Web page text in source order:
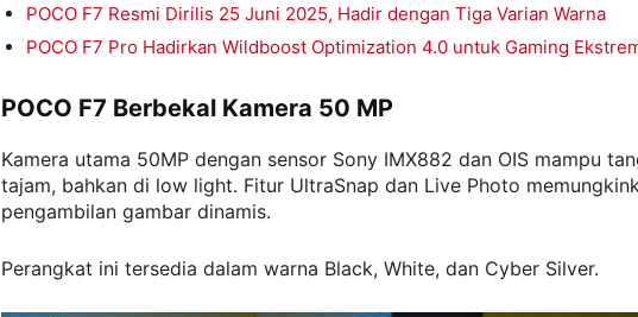
POCO F7 Resmi Dirilis 25 Juni 2025, Hadir dengan Tiga Varian Warna
POCO F7 Pro Hadirkan Wildboost Optimization 4.0 untuk Gaming
POCO F7 Berbekal Kamera 50 MP
Kamera utama 50MP dengan sensor Sony IMX882 dan OIS mampu
tajam, bahkan di low light. Fitur UltraSnap dan Live Photo
pengambilan gambar dinamis.
Perangkat ini tersedia dalam warna Black, White, dan Cyber Silver.